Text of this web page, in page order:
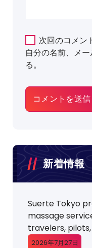
次回のコメン
自分の名前、メ
る。
新着情報
Suerte Tokyo
massage
travelers,
2026年7月27日